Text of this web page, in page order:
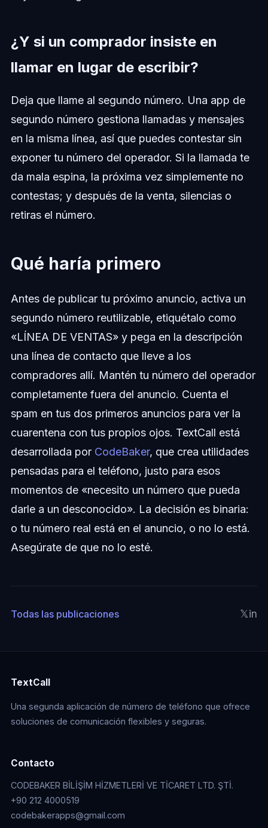
¿Y si un comprador insiste en
llamar en lugar de escribir?
Deja que llame al segundo número. Una app de
segundo número gestiona llamadas y mensajes
en la misma línea, así que puedes contestar sin
exponer tu número del operador. Si la llamada te
da mala espina, la próxima vez simplemente no
contestas; y después de la venta, silencias o
retiras el número.
Qué haría primero
Antes de publicar tu próximo anuncio, activa un
segundo número reutilizable, etiquétalo como
«LÍNEA DE VENTAS» y pega en la descripción
una línea de contacto que lleve a los
compradores allí. Mantén tu número del operador
completamente fuera del anuncio. Cuenta el
spam en tus dos primeros anuncios para ver la
cuarentena con tus propios ojos. TextCall está
desarrollada por CodeBaker, que crea utilidades
pensadas para el teléfono, justo para esos
momentos de «necesito un número que pueda
darle a un desconocido». La decisión es binaria:
o tu número real está en el anuncio, o no lo está.
Asegúrate de que no lo esté.
Todas las publicaciones 𝕏in
TextCall
Una segunda aplicación de número de teléfono que ofrece
soluciones de comunicación flexibles y seguras.
Contacto
CODEBAKER BİLİŞİM HİZMETLERİ VE TİCARET LTD. ŞTİ.
+90 212 4000519
codebakerapps@gmail.com